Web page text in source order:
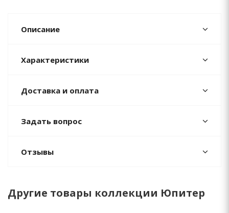
Описание
Характеристики
Доставка и оплата
Задать вопрос
Отзывы
Другие товары коллекции Юпитер